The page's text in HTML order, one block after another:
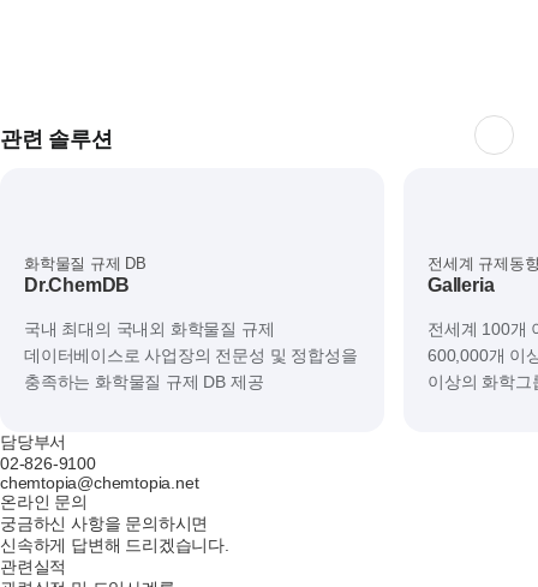
관련 솔루션
화학물질 규제 DB
Dr.ChemDB
국내 최대의 국내외 화학물질 규제
데이터베이스로 사업장의 전문성 및 정합성을
충족하는 화학물질 규제 DB 제공
전세계 규제동
Galleria
전세계 100개
600,000개 이
이상의 화학그
담당부서
02-826-9100
chemtopia@chemtopia.net
온라인 문의
궁금하신 사항을 문의하시면
신속하게 답변해 드리겠습니다.
관련실적